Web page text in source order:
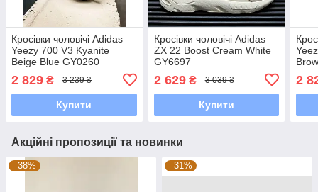
Кросівки чоловічі Adidas
Yeezy 700 V3 Kyanite
Beige Blue GY0260
2 829 ₴ 3 239 ₴
Купити
Кросівки чоловічі Adidas
ZX 22 Boost Cream White
GY6697
2 629₴ 3 039 ₴
Купити
2
Акційні пропозиції та новинки
–38% –31%